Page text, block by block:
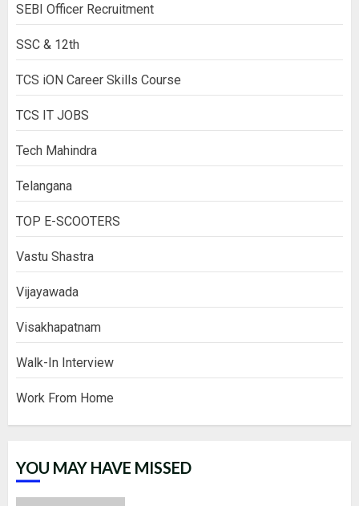
SEBI Officer Recruitment
SSC & 12th
TCS iON Career Skills Course
TCS IT JOBS
Tech Mahindra
Telangana
TOP E-SCOOTERS
Vastu Shastra
Vijayawada
Visakhapatnam
Walk-In Interview
Work From Home
YOU MAY HAVE MISSED